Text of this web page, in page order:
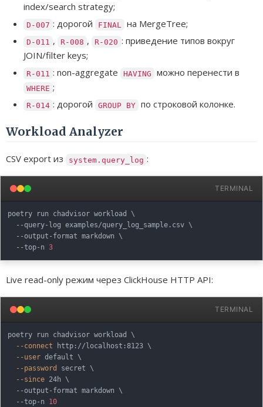
index/search strategy;
D-007 : дорогой FINAL на MergeTree;
D-011 , R-008 , R-020 : приведение типов вокруг
JOIN/filter keys;
R-011 : non-aggregate HAVING можно перенести в
WHERE ;
R-014 : дорогой GROUP BY по строковой колонке.
Workload Analyzer
CSV export из system.query_log :
TERMINAL
poetry run chadvisor workload \
  --query-log examples/query_log_sample.csv
\
  --output-format markdown
\
  --top-n
3
Live read-only режим через ClickHouse HTTP API:
TERMINAL
poetry run chadvisor workload \
--connect http://localhost:8123 \
--user default \
--password
secret \
--since 24h \
  --output-format markdown
\
  --top-n
10